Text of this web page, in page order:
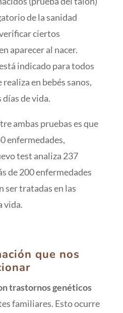
de la sanidad
ciertos
aparecer al nacer.
indicado para todos
en bebés sanos,
de vida.
ambas pruebas es que
enfermedades,
test analiza 237
de 200 enfermedades
ser tratadas en las
vida.
que nos
trastornos genéticos
familiares. Esto ocurre